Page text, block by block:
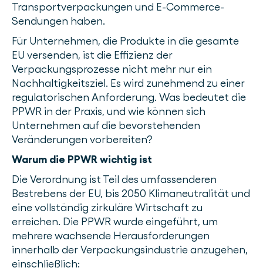
Transportverpackungen und E-Commerce-
Sendungen haben.
Für Unternehmen, die Produkte in die gesamte
EU versenden, ist die Effizienz der
Verpackungsprozesse nicht mehr nur ein
Nachhaltigkeitsziel. Es wird zunehmend zu einer
regulatorischen Anforderung. Was bedeutet die
PPWR in der Praxis, und wie können sich
Unternehmen auf die bevorstehenden
Veränderungen vorbereiten?
Warum die PPWR wichtig ist
Die Verordnung ist Teil des umfassenderen
Bestrebens der EU, bis 2050 Klimaneutralität und
eine vollständig zirkuläre Wirtschaft zu
erreichen. Die PPWR wurde eingeführt, um
mehrere wachsende Herausforderungen
innerhalb der Verpackungsindustrie anzugehen,
einschließlich: